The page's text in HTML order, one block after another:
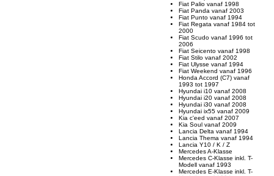
Fiat Palio vanaf 1998
Fiat Panda vanaf 2003
Fiat Punto vanaf 1994
Fiat Regata vanaf 1984 tot
2000
Fiat Scudo vanaf 1996 tot
2006
Fiat Seicento vanaf 1998
Fiat Stilo vanaf 2002
Fiat Ulysse vanaf 1994
Fiat Weekend vanaf 1996
Honda Accord (C7) vanaf
1993 tot 1997
Hyundai i10 vanaf 2008
Hyundai i20 vanaf 2008
Hyundai i30 vanaf 2008
Hyundai ix55 vanaf 2009
Kia c'eed vanaf 2007
Kia Soul vanaf 2009
Lancia Delta vanaf 1994
Lancia Thema vanaf 1994
Lancia Y10 / K / Z
Mercedes A-Klasse
Mercedes C-Klasse inkl. T-
Modell vanaf 1993
Mercedes E-Klasse inkl. T-